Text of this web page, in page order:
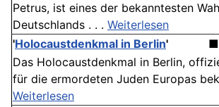
Petrus, ist eines der bekanntesten
Deutschlands . . . Weiterlesen
'Holocaustdenkmal in Berlin'
Das Holocaustdenkmal in Berlin,
für die ermordeten Juden Europas
Weiterlesen